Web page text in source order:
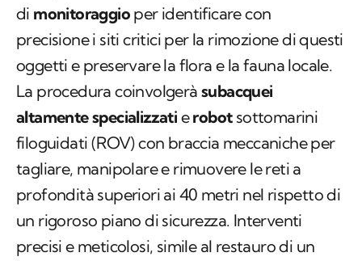
di monitoraggio per identificare con
precisione i siti critici per la rimozione di questi
oggetti e preservare la flora e la fauna locale.
La procedura coinvolgerà subacquei
altamente specializzati erobotsottomarini
filoguidati (ROV) con braccia meccaniche per
tagliare, manipolare e rimuovere le reti a
profondità superiori ai 40 metri nel rispetto di
un rigoroso piano di sicurezza. Interventi
precisi e meticolosi, simile al restauro di un